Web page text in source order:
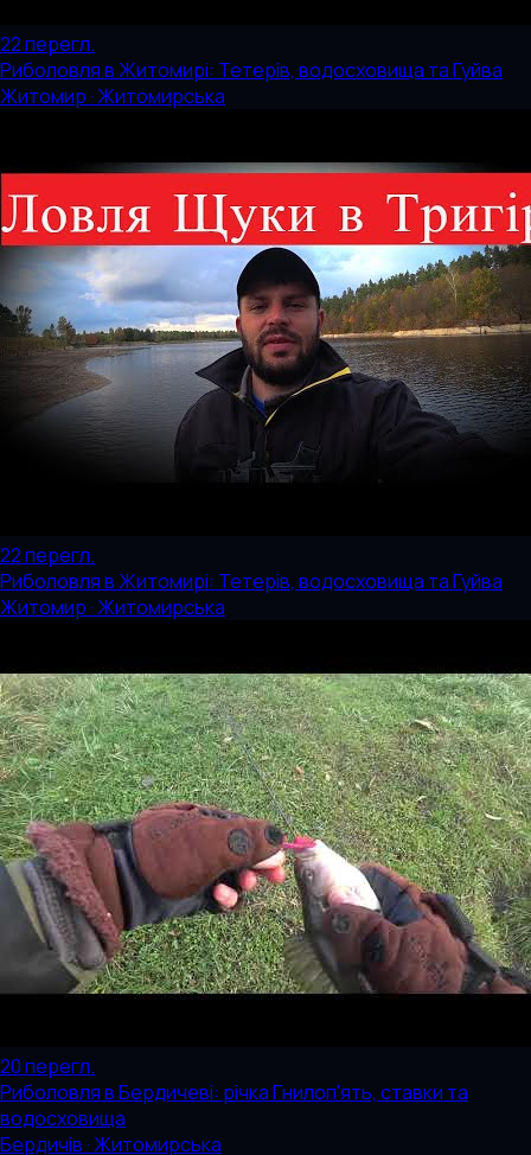
22перегл.
Риболовля в Житомирі: Тетерів, водосховища та Гуйва
Житомир · Житомирська
22перегл.
Риболовля в Житомирі: Тетерів, водосховища та Гуйва
Житомир · Житомирська
20перегл.
Риболовля в Бердичеві: річка Гнилоп'ять, ставки та
водосховища
Бердичів · Житомирська